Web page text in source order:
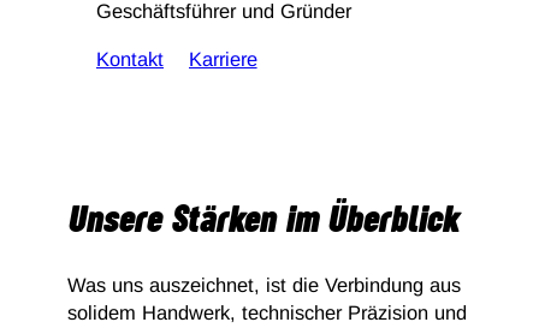
Geschäftsführer und Gründer
Kontakt Karriere
Unsere Stärken im Überblick
Was uns auszeichnet, ist die Verbindung aus
solidem Handwerk, technischer Präzision und